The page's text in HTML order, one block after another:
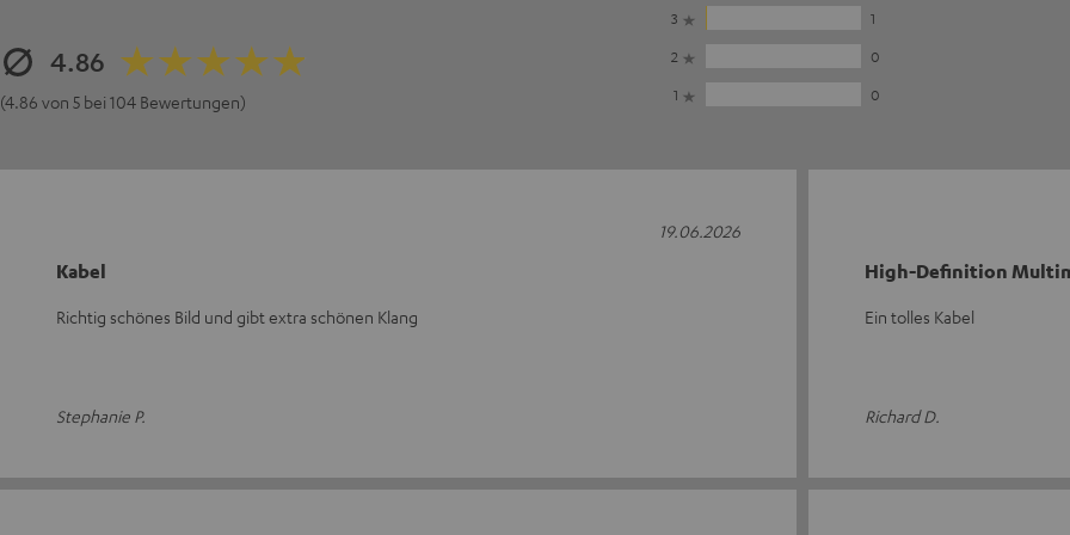
4.86
(4.86 von 5 bei 104 Bewertungen)
3
1
2
0
1
0
Kabel
Richtig schönes Bild und gibt extra schönen Klang
Stephanie P.
19.06.2026
High-Definition
Ein tolles Kabel
Richard D.